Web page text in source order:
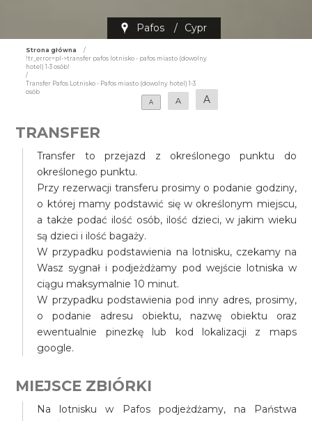
Pafos / Cypr
Strona główna
/
!tr_error=pl->transfer pafos lotnisko - pafos miasto (dowolny
hotel) 1-3 osób!
/
Transfer Pafos Lotnisko - Pafos miasto (dowolny hotel) 1-3
osób
A
A A
TRANSFER
Transfer to przejazd z określonego punktu do
określonego punktu.
Przy rezerwacji transferu prosimy o podanie godziny,
o której mamy podstawić się w określonym miejscu,
a także podać ilość osób, ilość dzieci, w jakim wieku
są dzieci i ilość bagaży.
W przypadku podstawienia na lotnisku, czekamy na
Wasz sygnał i podjeżdżamy pod wejście lotniska w
ciągu maksymalnie 10 minut.
W przypadku podstawienia pod inny adres, prosimy,
o podanie adresu obiektu, nazwę obiektu oraz
ewentualnie pinezkę lub kod lokalizacji z maps
google.
MIEJSCE ZBIÓRKI
Na lotnisku w Pafos podjeżdżamy, na Państwa